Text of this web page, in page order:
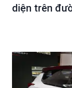
diện trên